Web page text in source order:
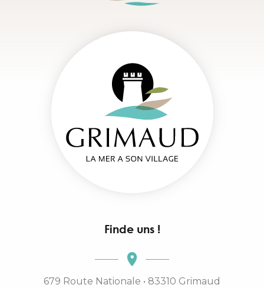
Finde uns !
679 Route Nationale • 83310 Grimaud